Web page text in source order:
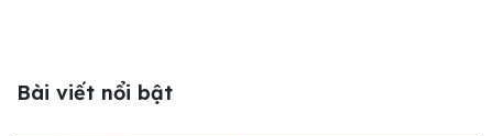
Bài viết nổi bật